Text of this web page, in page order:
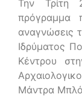
Την Τρίτη
πρόγραμμα
αναγνώσεις
Ιδρύματος
Κέντρου
Μάντρα